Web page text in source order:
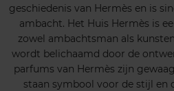
geschiedenis van Hermès en is
ambacht. Het Huis Hermès is
zowel ambachtsman als
wordt belichaamd door de
parfums van Hermès zijn
staan symbool voor de stijl en